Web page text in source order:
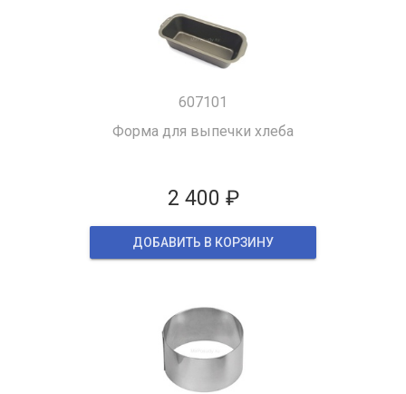
607101
Форма для выпечки хлеба
2 400 ₽
ДОБАВИТЬ В КОРЗИНУ